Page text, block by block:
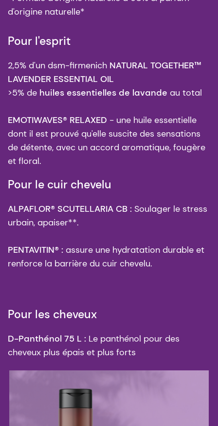
d'origine naturelle*
Pour l'esprit
2,5% d'un dsm-firmenich NATURAL TOGETHER™
LAVENDER ESSENTIAL OIL
>5% de huiles essentielles de lavande au total
EMOTIWAVES® RELAXED - une huile essentielle
dont il est prouvé qu'elle suscite des sensations
de détente, avec un accord aromatique, fougère
et floral.
Pour le cuir chevelu
ALPAFLOR® SCUTELLARIA CB : Soulager le stress
urbain, apaiser**.
PENTAVITIN® : assure une hydratation durable et
renforce la barrière du cuir chevelu.
Pour les cheveux
D-Panthénol 75 L : Le panthénol pour des
cheveux plus épais et plus forts